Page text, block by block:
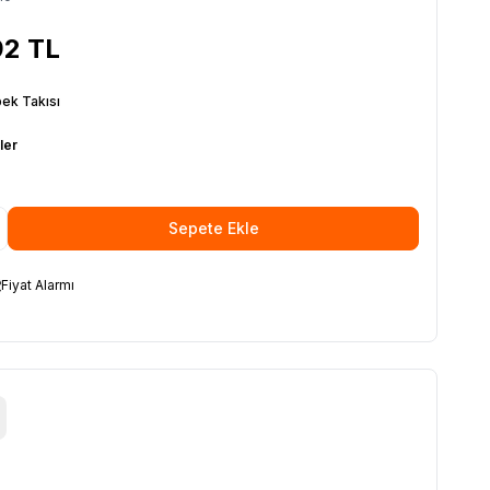
TL
Takısı
Sepete Ekle
Fiyat Alarmı